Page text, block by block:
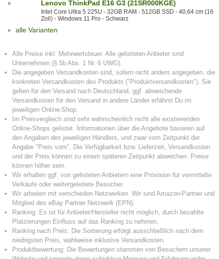
Lenovo ThinkPad E16 G3 (21SR000KGE)
Intel Core Ultra 5 225U - 32GB RAM - 512GB SSD - 40,64 cm (16
Zoll) - Windows 11 Pro - Schwarz
alle Varianten